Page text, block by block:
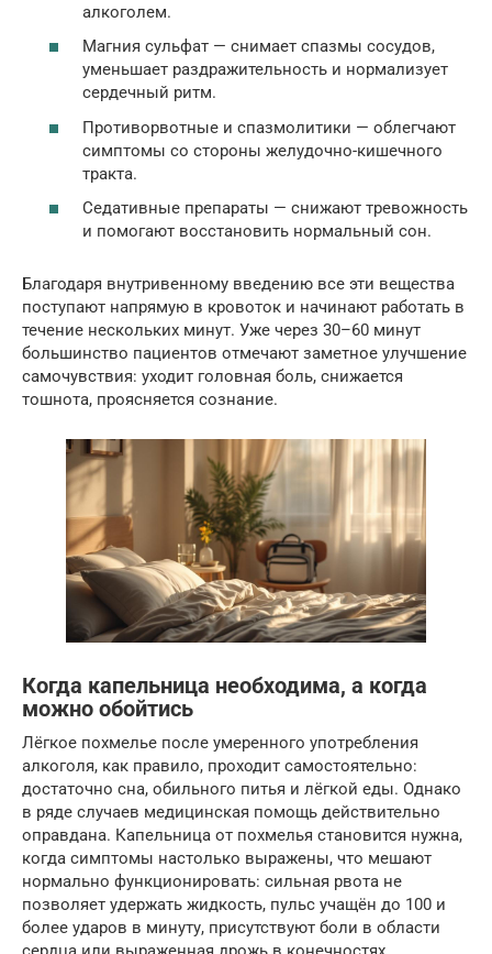
алкоголем.
Магния сульфат — снимает спазмы сосудов,
уменьшает раздражительность и нормализует
сердечный ритм.
Противорвотные и спазмолитики — облегчают
симптомы со стороны желудочно-кишечного
тракта.
Седативные препараты — снижают тревожность
и помогают восстановить нормальный сон.
Благодаря внутривенному введению все эти вещества
поступают напрямую в кровоток и начинают работать в
течение нескольких минут. Уже через 30–60 минут
большинство пациентов отмечают заметное улучшение
самочувствия: уходит головная боль, снижается
тошнота, проясняется сознание.
Когда капельница необходима, а когда
можно обойтись
Лёгкое похмелье после умеренного употребления
алкоголя, как правило, проходит самостоятельно:
достаточно сна, обильного питья и лёгкой еды. Однако
в ряде случаев медицинская помощь действительно
оправдана. Капельница от похмелья становится нужна,
когда симптомы настолько выражены, что мешают
нормально функционировать: сильная рвота не
позволяет удержать жидкость, пульс учащён до 100 и
более ударов в минуту, присутствуют боли в области